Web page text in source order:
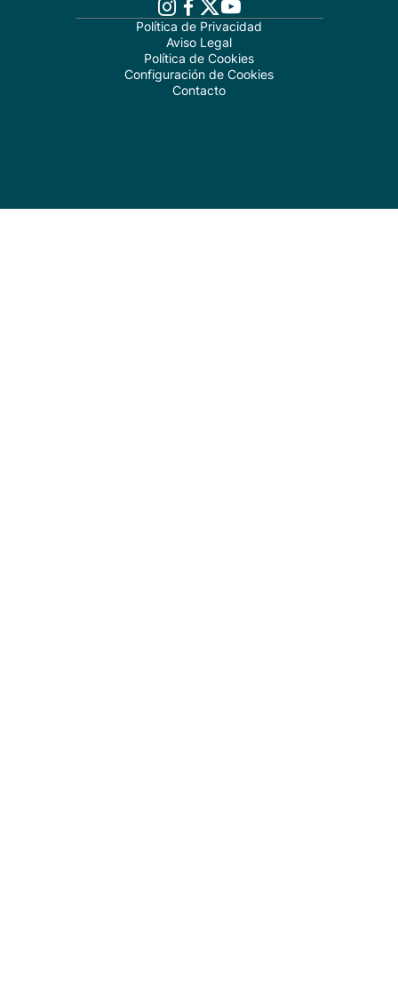
Política de Privacidad
Aviso Legal
Política de Cookies
Configuración de Cookies
Contacto